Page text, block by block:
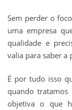
Sem perder o
uma empresa
qualidade e
valia para saber a
É por tudo isso
quando
objetiva o que